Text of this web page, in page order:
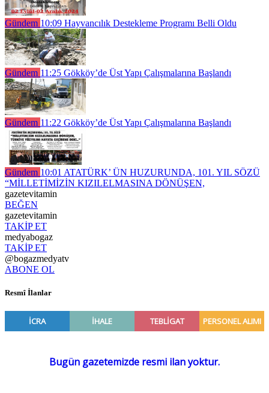
Gündem 10:09 Hayvancılık Destekleme Programı Belli Oldu
Gündem 11:25 Gökköy’de Üst Yapı Çalışmalarına Başlandı
Gündem 11:22 Gökköy’de Üst Yapı Çalışmalarına Başlandı
Gündem 10:01 ATATÜRK’ ÜN HUZURUNDA, 101. YIL SÖZÜ
“MİLLETİMİZİN KIZILELMASINA DÖNÜŞEN,
gazetevitamin
BEĞEN
gazetevitamin
TAKİP ET
medyabogaz
TAKİP ET
@bogazmedyatv
ABONE OL
Resmî İlanlar